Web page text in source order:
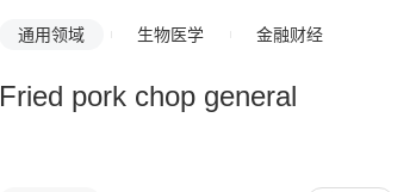
通用领域 生物医学 金融财经
Fried pork chop general